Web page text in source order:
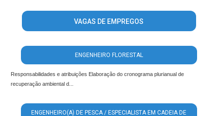
VAGAS DE EMPREGOS
ENGENHEIRO FLORESTAL
Responsabilidades e atribuições Elaboração do cronograma plurianual de
recuperação ambiental d...
ENGENHEIRO(A) DE PESCA / ESPECIALISTA EM CADEIA DE